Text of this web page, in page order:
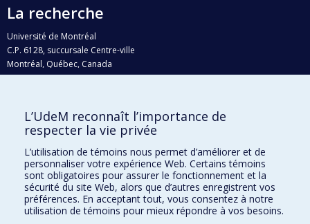
La recherche
Université de Montréal
C.P. 6128, succursale Centre-ville
Montréal, Québec, Canada
H3C 3J7
Qui fait quoi?
Nous trouver
Plan du site
Accessibilité
L’UdeM reconnaît l’importance de
respecter la vie privée
L’utilisation de témoins nous permet d’améliorer et de
personnaliser votre expérience Web. Certains témoins
sont obligatoires pour assurer le fonctionnement et la
sécurité du site Web, alors que d’autres enregistrent vos
préférences. En acceptant tout, vous consentez à notre
utilisation de témoins pour mieux répondre à vos besoins.